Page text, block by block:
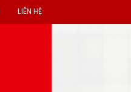
LIÊN HỆ